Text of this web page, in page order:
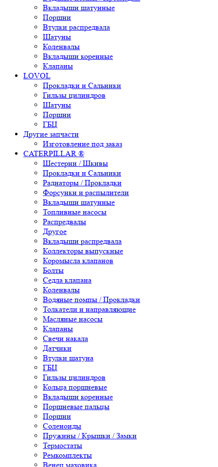
Вкладыши шатунные
Поршни
Втулки распредвала
Шатуны
Коленвалы
Вкладыши коренные
Клапаны
LOVOL
Прокладки и Сальники
Гильзы цилиндров
Шатуны
Поршни
ГБЦ
Другие запчасти
Изготовление под заказ
CATERPILLAR ®
Шестерни / Шкивы
Прокладки и Сальники
Радиаторы / Прокладки
Форсунки и распылители
Вкладыши шатунные
Топливные насосы
Распредвалы
Другое
Вкладыши распредвала
Коллекторы выпускные
Коромысла клапанов
Болты
Седла клапана
Коленвалы
Водяные помпы / Прокладки
Толкатели и направляющие
Масляные насосы
Клапаны
Свечи накала
Датчики
Втулки шатуна
ГБЦ
Гильзы цилиндров
Кольца поршневые
Вкладыши коренные
Поршневые пальцы
Поршни
Соленоиды
Пружины / Крышки / Замки
Термостаты
Ремкомплекты
Венец маховика